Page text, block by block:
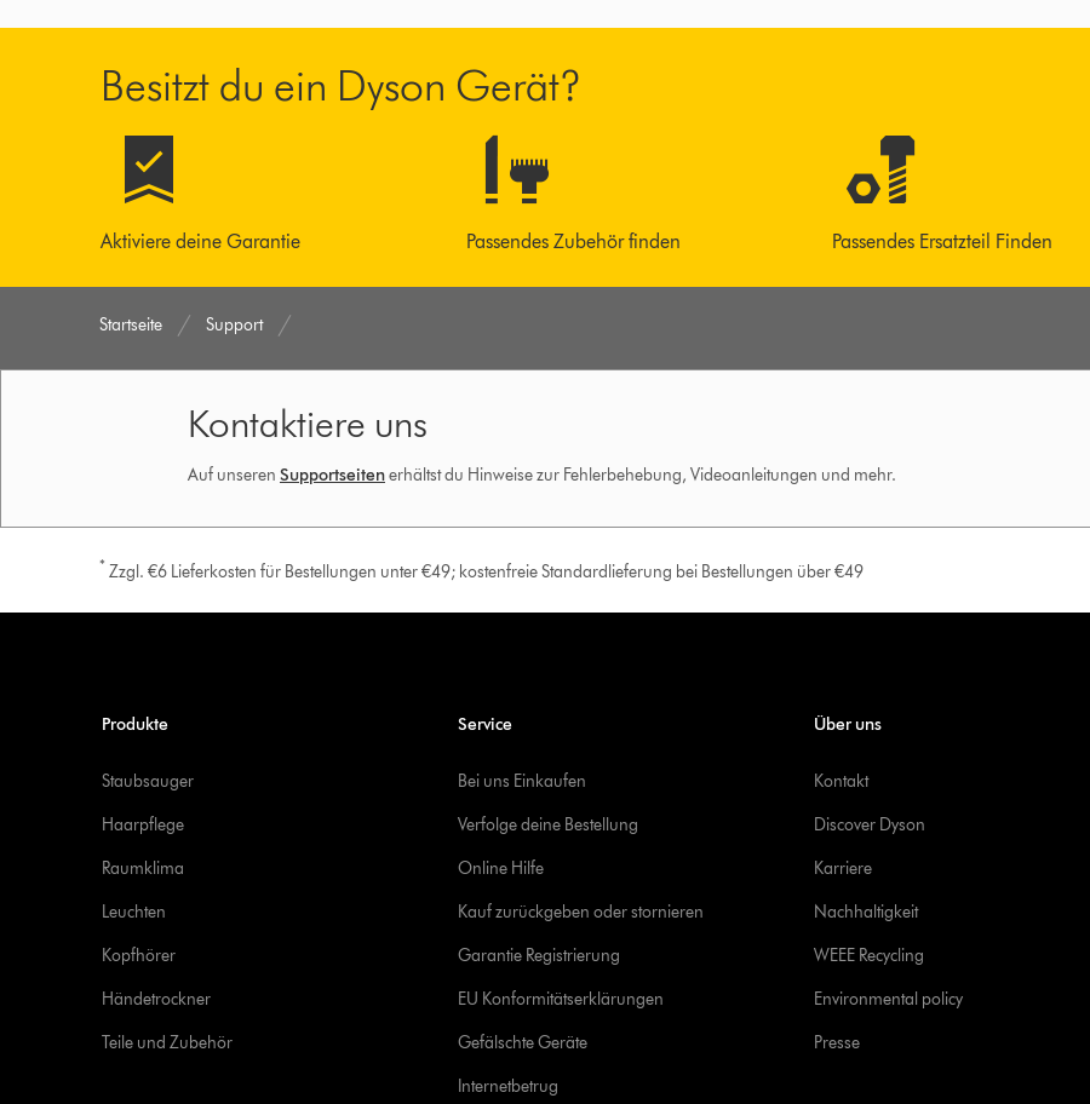
Besitzt du ein Dyson Gerät?
Aktiviere deine Garantie Passendes Zubehör finden Passendes Ersatzteil Finden
Startseite Support
Kontaktiere uns
Auf unseren Supportseitenerhältst du Hinweise zur Fehlerbehebung, Videoanleitungen und mehr.
* Zzgl. €6 Lieferkosten für Bestellungen unter €49; kostenfreie Standardlieferung bei Bestellungen über €49
Produkte
Staubsauger
Haarpflege
Raumklima
Leuchten
Kopfhörer
Händetrockner
Teile und Zubehör
Service
Bei uns Einkaufen
Verfolge deine Bestellung
Online Hilfe
Kauf zurückgeben oder stornieren
Garantie Registrierung
EU Konformitätserklärungen
Gefälschte Geräte
Internetbetrug
Über uns
Kontakt
Discover Dyson
Karriere
Nachhaltigkeit
WEEE Recycling
Environmental policy
Presse